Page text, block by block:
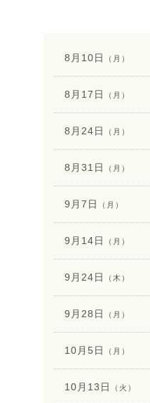
8月10日 （月）
8月17日 （月）
8月24日 （月）
8月31日 （月）
9月7日 （月）
9月14日 （月）
9月24日 （木）
9月28日 （月）
10月5日 （月）
10月13日 （火）